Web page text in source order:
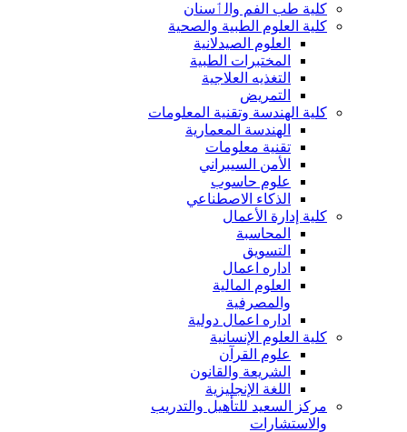
كلية طب الفم والٲسنان
كلية العلوم الطبية والصحية
العلوم الصيدلانية
المختبرات الطبية
التغذيه العلاجية
التمريض
كلية الهندسة وتقنية المعلومات
الهندسة المعمارية
تقنية معلومات
الأمن السيبراني
علوم حاسوب
الذكاء الاصطناعي
كلية إدارة الأعمال
المحاسبة
التسويق
اداره اعمال
العلوم المالية
والمصرفية
اداره اعمال دولية
كلية العلوم الإنسانية
علوم القرآن
الشريعة والقانون
اللغة الإنجليزية
مركز السعيد للتأهيل والتدريب
والاستشارات